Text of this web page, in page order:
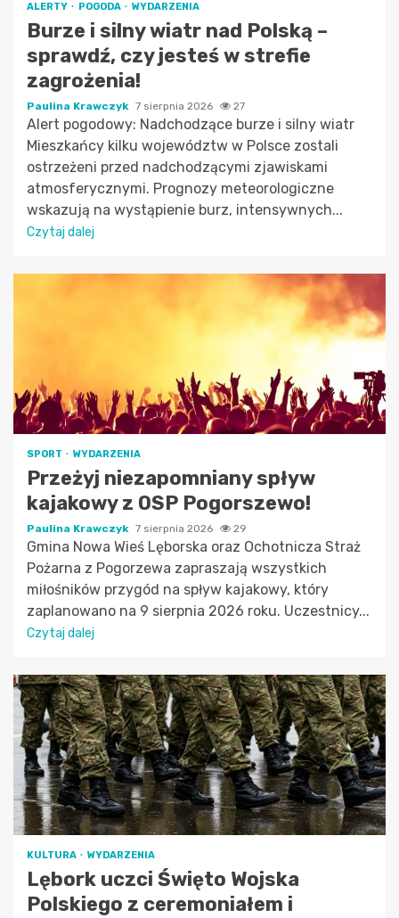
ALERTY POGODA WYDARZENIA
Burze i silny wiatr nad Polską –
sprawdź, czy jesteś w strefie
zagrożenia!
Paulina Krawczyk 7 sierpnia 2026 27
Alert pogodowy: Nadchodzące burze i silny wiatr
Mieszkańcy kilku województw w Polsce zostali
ostrzeżeni przed nadchodzącymi zjawiskami
atmosferycznymi. Prognozy meteorologiczne
wskazują na wystąpienie burz, intensywnych...
Czytaj dalej
SPORT WYDARZENIA
Przeżyj niezapomniany spływ
kajakowy z OSP Pogorszewo!
Paulina Krawczyk 7 sierpnia 2026 29
Gmina Nowa Wieś Lęborska oraz Ochotnicza Straż
Pożarna z Pogorzewa zapraszają wszystkich
miłośników przygód na spływ kajakowy, który
zaplanowano na 9 sierpnia 2026 roku. Uczestnicy...
Czytaj dalej
KULTURA WYDARZENIA
Lębork uczci Święto Wojska
Polskiego z ceremoniałem i